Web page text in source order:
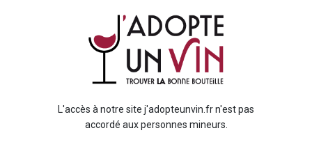
L'accès à notre site j'adopteunvin.fr n'est pas
accordé aux personnes mineurs.